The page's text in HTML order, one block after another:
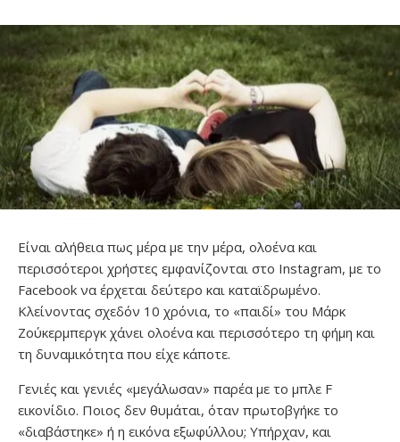
Είναι αλήθεια πως μέρα με την μέρα, ολοένα και
περισσότεροι χρήστες εμφανίζονται στο Instagram, με το
Facebook να έρχεται δεύτερο και καταϊδρωμένο.
Κλείνοντας σχεδόν 10 χρόνια, το «παιδί» του Μάρκ
Ζούκερμπεργκ χάνει ολοένα και περισσότερο τη φήμη και
τη δυναμικότητα που είχε κάποτε.
Γενιές και γενιές «μεγάλωσαν» παρέα με το μπλε F
εικονίδιο. Ποιος δεν θυμάται, όταν πρωτοβγήκε το
«διαβάστηκε» ή η εικόνα εξωφύλλου; Υπήρχαν, και